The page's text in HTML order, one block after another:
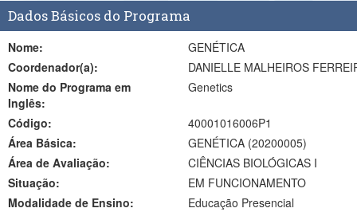
Dados Básicos do Programa
Nome:
GENÉTICA
Coordenador(a):
DANIELLE MALHEIROS
Nome do Programa em
Inglês:
Genetics
Código:
40001016006P1
Área Básica:
GENÉTICA (20200005)
Área de Avaliação:
CIÊNCIAS BIOLÓGICAS I
Situação:
EM FUNCIONAMENTO
Modalidade de Ensino:
Educação Presencial